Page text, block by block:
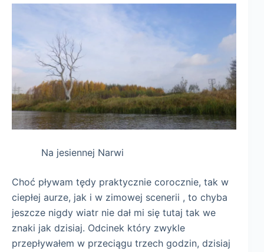
Na jesiennej Narwi
Choć pływam tędy praktycznie corocznie, tak w
ciepłej aurze, jak i w zimowej scenerii , to chyba
jeszcze nigdy wiatr nie dał mi się tutaj tak we
znaki jak dzisiaj. Odcinek który zwykle
przepływałem w przeciągu trzech godzin, dzisiaj